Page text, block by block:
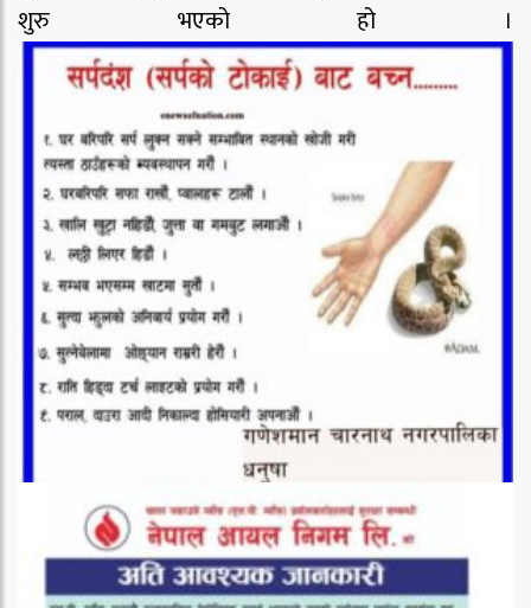
शुरु भएको हो ।